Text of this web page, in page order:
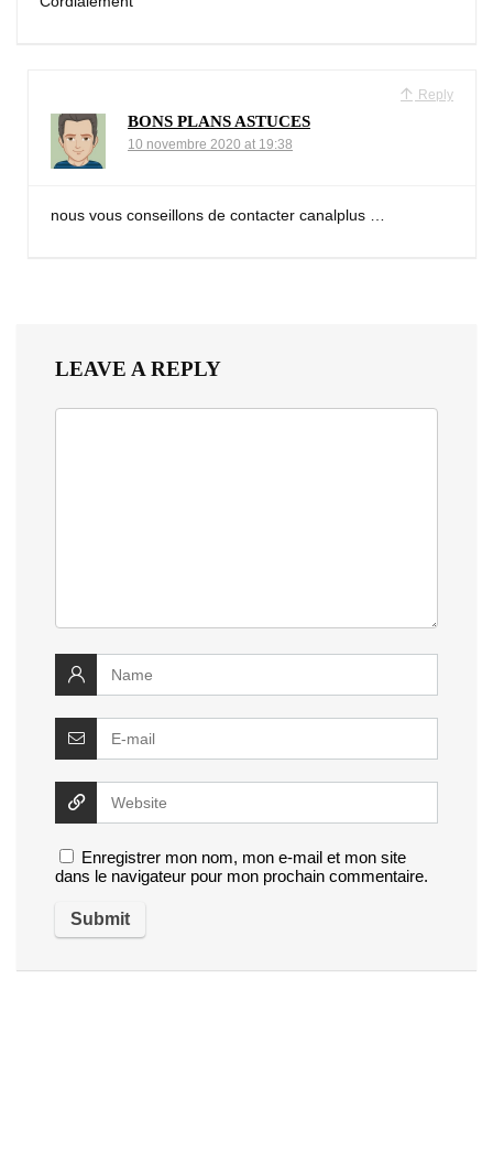
Reply
BONS PLANS ASTUCES
10 novembre 2020 at 19:38
nous vous conseillons de contacter canalplus …
LEAVE A REPLY
Enregistrer mon nom, mon e-mail et mon site
dans le navigateur pour mon prochain commentaire.